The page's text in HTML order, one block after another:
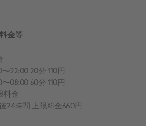
金等
〜22:00 20分 110円
〜08:00 60分 110円
料金
24時間 上限料金660円